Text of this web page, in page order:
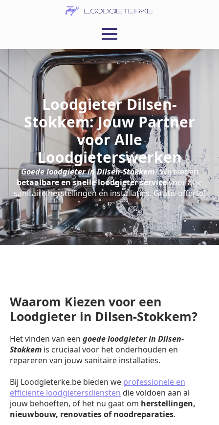
Loodgieter Dilsen-
Stokkem: Jouw Partner
voor Alle
Loodgieterswerken
Goede loodgieter in Dilsen-Stokkem? Wij bieden
betaalbare en snelle loodgieter servicevoor al je
sanitaire herstellingen en installaties. Gratis offerte!
Waarom Kiezen voor een
Loodgieter in Dilsen-Stokkem?
Het vinden van een goede loodgieter in Dilsen-
Stokkem is cruciaal voor het onderhouden en
repareren van jouw sanitaire installaties.
Bij Loodgieterke.be bieden we professionele en
efficiënte loodgietersdiensten die voldoen aan al
jouw behoeften, of het nu gaat om herstellingen,
nieuwbouw, renovaties of noodreparaties.